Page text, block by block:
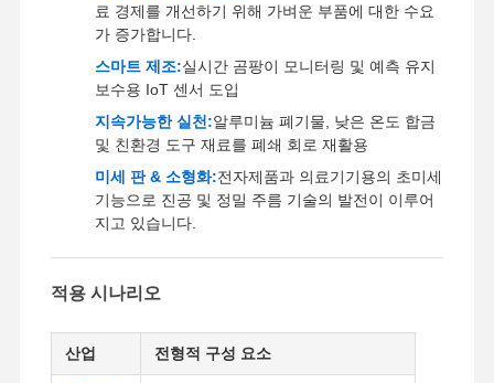
다이 캐스팅 금형
료 경제를 개선하기 위해 가벼운 부품에 대한 수요
가 증가합니다.
스마트 제조:실시간 곰팡이 모니터링 및 예측 유지
보수용 IoT 센서 도입
지속가능한 실천:알루미늄 폐기물, 낮은 온도 합금
및 친환경 도구 재료를 폐쇄 회로 재활용
미세 판 & 소형화:전자제품과 의료기기용의 초미세
기능으로 진공 및 정밀 주름 기술의 발전이 이루어
지고 있습니다.
적용 시나리오
산업 전형적 구성 요소